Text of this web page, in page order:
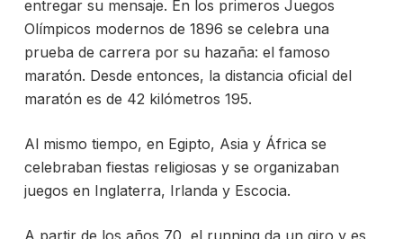
entregar su mensaje. En los primeros Juegos
Olímpicos modernos de 1896 se celebra una
prueba de carrera por su hazaña: el famoso
maratón. Desde entonces, la distancia oficial del
maratón es de 42 kilómetros 195.
Al mismo tiempo, en Egipto, Asia y África se
celebraban fiestas religiosas y se organizaban
juegos en Inglaterra, Irlanda y Escocia.
A partir de los años 70, el running da un giro y es